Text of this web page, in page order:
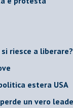
riesce a liberare?
estera USA
un vero